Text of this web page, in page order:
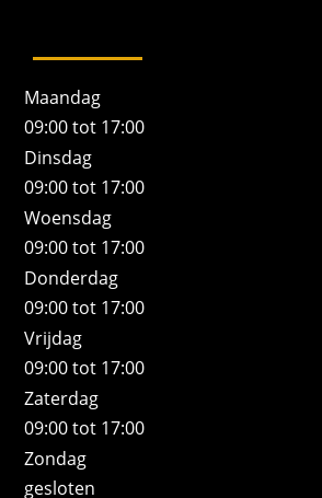
Maandag
09:00 tot 17:00
Dinsdag
09:00 tot 17:00
Woensdag
09:00 tot 17:00
Donderdag
09:00 tot 17:00
Vrijdag
09:00 tot 17:00
Zaterdag
09:00 tot 17:00
Zondag
gesloten